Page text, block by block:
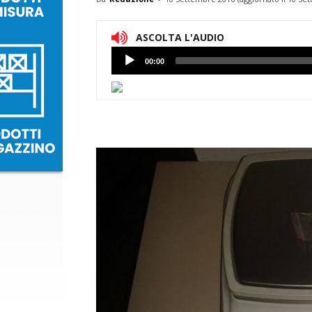
ASCOLTA L'AUDIO
Lettore
Audio
00:00